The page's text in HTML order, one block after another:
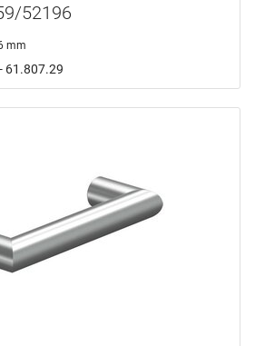
52196
mm
61.807.29